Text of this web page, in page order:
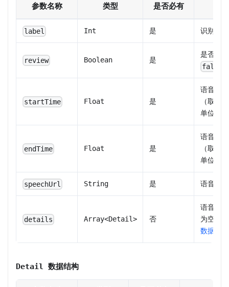
参数名称 类型 是否必有
label Int 是 识别分
review Boolean 是
是否需
false
startTime Float 是
语音片
（取值
单位秒）
endTime Float 是
语音片
（取值
单位秒）
speechUrl String 是 语音片
details Array<Detail> 否
语音片
为空时
数据结构
Detail 数据结构